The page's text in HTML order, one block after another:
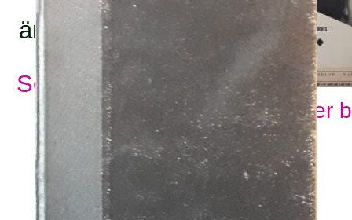
ämnesord:
Se alla ämnesord
Visa fler